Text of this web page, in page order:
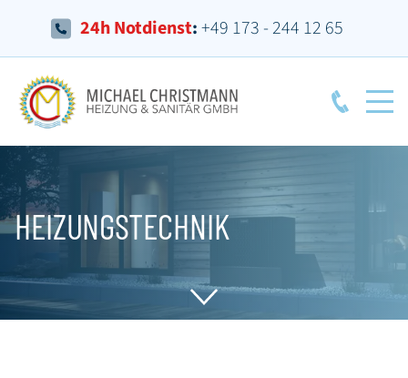
24h Notdienst:+49 173 - 244 12 65
HEIZUNGSTECHNIK